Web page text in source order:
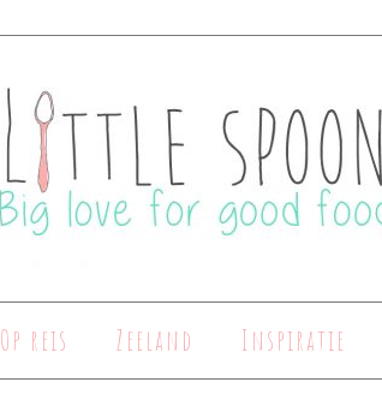
Op reis Zeeland Inspiratie